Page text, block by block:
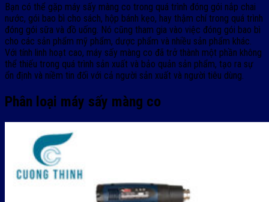
Bạn có thể gặp máy sấy màng co trong quá trình đóng gói nắp chai
nước, gói bao bì cho sách, hộp bánh kẹo, hay thậm chí trong quá trình
đóng gói sữa và đồ uống. Nó cũng tham gia vào việc đóng gói bao bì
cho các sản phẩm mỹ phẩm, dược phẩm và nhiều sản phẩm khác.
Với tính linh hoạt cao, máy sấy màng co đã trở thành một phần không
thể thiếu trong quá trình sản xuất và bảo quản sản phẩm, tạo ra sự
ổn định và niềm tin đối với cả người sản xuất và người tiêu dùng.
Phân loại máy sấy màng co